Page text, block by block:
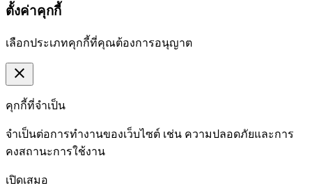
ตั้งค่าคุกกี้
เลือกประเภทคุกกี้ที่คุณต้องการอนุญาต
close
คุกกี้ที่จำเป็น
จำเป็นต่อการทำงานของเว็บไซต์ เช่น ความปลอดภัยและการ
คงสถานะการใช้งาน
เปิดเสมอ